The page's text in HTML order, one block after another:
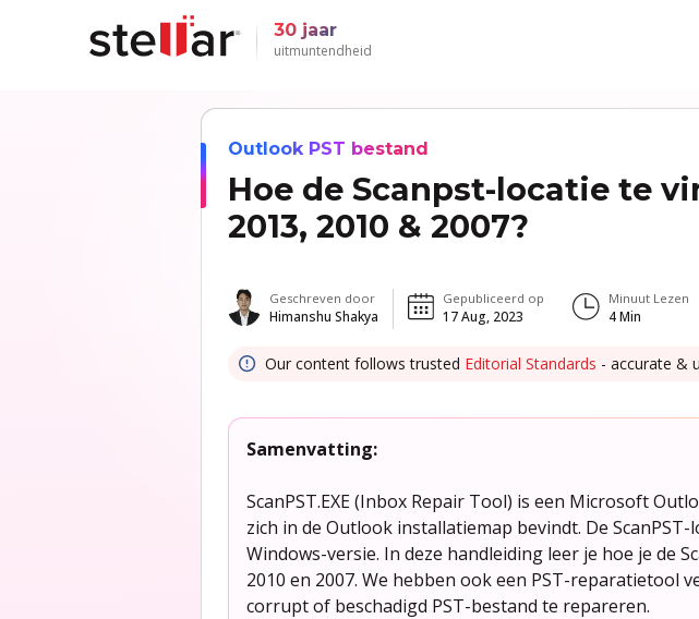
30 jaar
uitmuntendheid
Outlook PST bestand
Hoe de Scanpst-locatie te
2013, 2010 & 2007?
Geschreven door
Himanshu Shakya
Gepubliceerd op
17 Aug, 2023
Minuut Lezen
4Min
Our content follows trusted Editorial Standards - accurate &
Samenvatting:
ScanPST.EXE (Inbox Repair Tool) is een Microsoft
zich in de Outlook installatiemap bevindt. De
Windows-versie. In deze handleiding leer je hoe je de
2010 en 2007. We hebben ook een PST-reparatietool
corrupt of beschadigd PST-bestand te repareren.